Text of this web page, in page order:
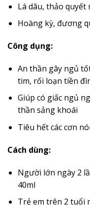
Lá dâu, thảo quyết
Hoàng kỳ, đương
Công dụng:
An thần gây ngủ
tim, rối loạn tiền
Giúp có giấc ngủ
thần sảng khoái
Tiêu hết các cơn
Cách dùng:
Người lớn ngày 2
40ml
Trẻ em trên 2 tuổi